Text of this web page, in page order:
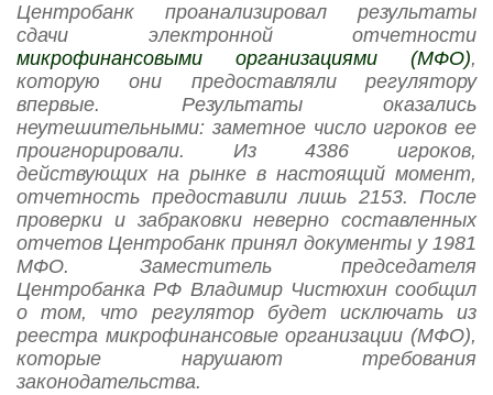
Центробанк проанализировал результаты
сдачи электронной отчетности
микрофинансовыми организациями (МФО),
которую они предоставляли регулятору
впервые. Результаты оказались
неутешительными: заметное число игроков ее
проигнорировали. Из 4386 игроков,
действующих на рынке в настоящий момент,
отчетность предоставили лишь 2153. После
проверки и забраковки неверно составленных
отчетов Центробанк принял документы у 1981
МФО. Заместитель председателя
Центробанка РФ Владимир Чистюхин сообщил
о том, что регулятор будет исключать из
реестра микрофинансовые организации (МФО),
которые нарушают требования
законодательства.